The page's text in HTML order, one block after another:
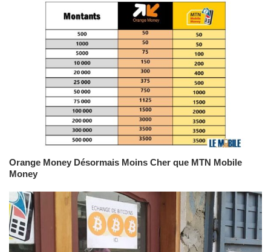
Orange Money Désormais Moins Cher que MTN Mobile
Money